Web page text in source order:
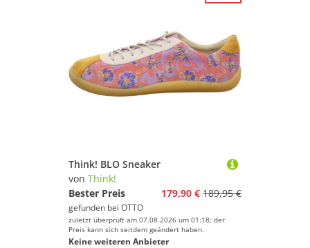
Think! BLO Sneaker
von Think!
Bester Preis
179,90 € 189,95 €
gefunden bei OTTO
zuletzt überprüft am 07.08.2026 um 01:18; der
Preis kann sich seitdem geändert haben.
Keine weiteren Anbieter